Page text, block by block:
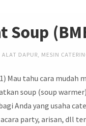
Soup
ALAT DAPUR, MESIN
Mau tahu cara mudah
soup (soup
Anda yang usaha
party, arisan, dll